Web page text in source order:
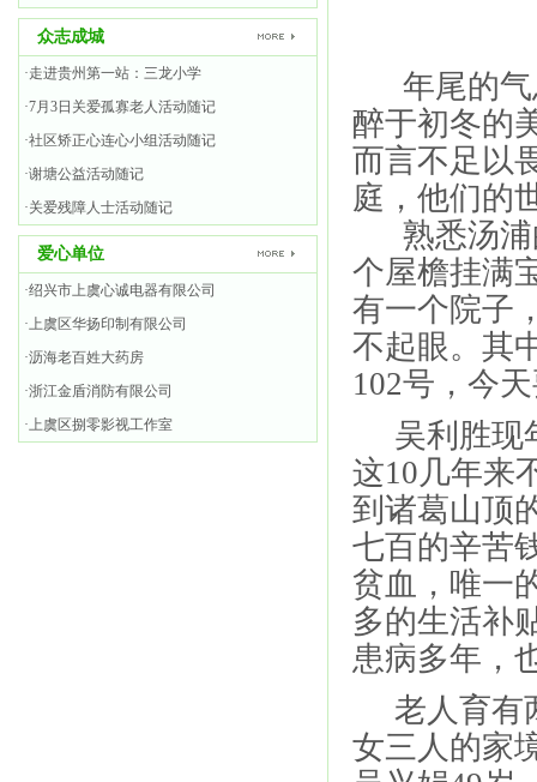
众志成城
·走进贵州第一站：三龙小学
·7月3日关爱孤寡老人活动随记
·社区矫正心连心小组活动随记
·谢塘公益活动随记
·关爱残障人士活动随记
爱心单位
·绍兴市上虞心诚电器有限公司
·上虞区华扬印制有限公司
·沥海老百姓大药房
·浙江金盾消防有限公司
·上虞区捌零影视工作室
年尾的气
醉于初冬的
而言不足以
庭，他们的
熟悉汤浦
个屋檐挂满
有一个院子
不起眼。其
102号，今
吴利胜现
这10几年来
到诸葛山顶
七百的辛苦
贫血，唯一
多的生活补
患病多年，
老人育有
女三人的家